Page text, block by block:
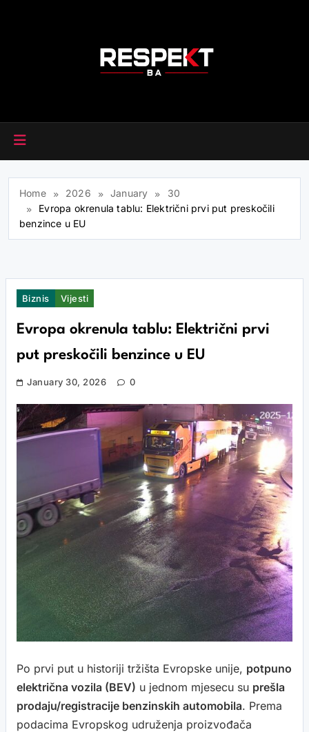
Home 2026 January
30
Evropa okrenula tablu: Električni prvi put preskočili
benzince u EU
Biznis Vijesti
Evropa okrenula tablu: Električni prvi
put preskočili benzince u EU
January 30, 2026 0
Po prvi put u historiji tržišta Evropske unije, potpuno
električna vozila (BEV) u jednom mjesecu su prešla
prodaju/registracije benzinskih automobila. Prema
podacima Evropskog udruženja proizvođača